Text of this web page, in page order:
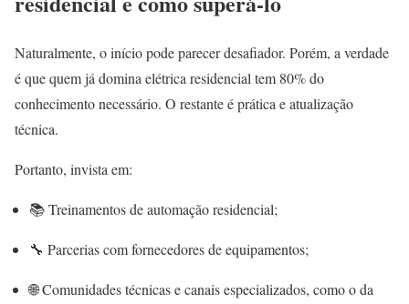
Naturalmente, o início pode parecer desafiador. Porém, a verdade
é que quem já domina elétrica residencial tem 80% do
conhecimento necessário. O restante é prática e atualização
técnica.
Portanto, invista em:
📚 Treinamentos de automação residencial;
🔧 Parcerias com fornecedores de equipamentos;
🌐 Comunidades técnicas e canais especializados, como o da